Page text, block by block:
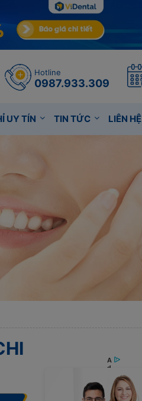
Hotline
0987.933.309
UY TÍN TIN TỨC LIÊN HỆ